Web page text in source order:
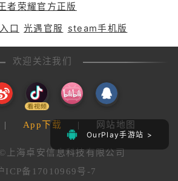
OurPlay手游站 >
者荣耀官方正版
口 光遇官服 steam手机版
欢迎关注我们
| App下载 | 网站地图
上海卓安信息科技有限公司
ICP备17010969号-7